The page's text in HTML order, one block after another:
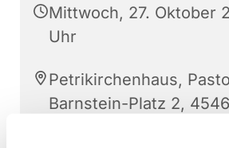
Mittwoch, 27. Oktober
Uhr
Petrikirchenhaus,
Barnstein-Platz 2,